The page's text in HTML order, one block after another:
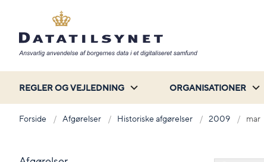
REGLER OG VEJLEDNING ORGANISATIONER
Forside Afgørelser Historiske afgørelser 2009 mar